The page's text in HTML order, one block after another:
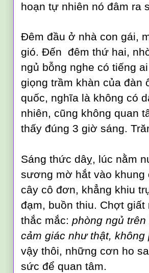
hoạn tự nhiên nó đâm ra
Đêm đầu ở nhà con gái,
gió. Đến đêm thứ hai,
ngủ bỗng nghe có tiếng
giọng trầm khàn của đàn
quốc, nghĩa là không cód
nhiên, cũng không quan
thấy đúng 3 giờ sáng. Tr
Sáng thức dâỵ, lúc nằm
sương mờ hắt vào khung
câycô đơn, khẳng khiu
đạm, buồn thiu. Chợt
thắc mắc:phòng ngủ trên
cảm giácnhư thật,không
vậy thôi, những cơn ho
sức đểquan tâm.